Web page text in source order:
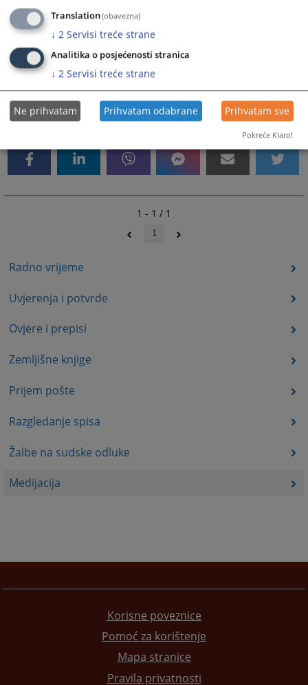
Radno vrijeme
Uvjerenja i potvrde
Ovjere i prepisi
Zemljišne knjige
Prijem pošte
Razgledanje spisa
Žalbe na sudske odluke
Medijacija
Stranke u postupku medijacije imaju jednaka prava.
Neutralnost medijatora
Medijator posreduje na neutralan način, bez
predrasuda u pogledu stranaka i predmeta spora.
1336PREGLEDA
1 - 1 / 1
1
Korisne poveznice
Pomoć za korištenje
Mapa stranice
Pravila privatnosti
Translation(obavezna)
↓ 2 Servisi treće strane
Analitika o posjećenosti stranica
↓ 2 Servisi treće strane
Ne prihvatam Prihvatam odabrane Prihvatam sve
Pokreće Klaro!